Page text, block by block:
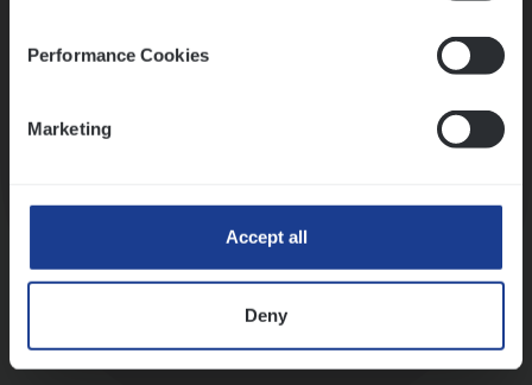
Performance Cookies
Marketing
Accept all
Deny